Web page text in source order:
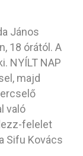
János
18 órától. A
NYÍLT NAP
majd
való
felelet
Sifu Kovács